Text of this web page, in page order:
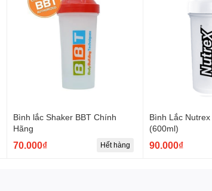
Bình lắc Shaker BBT Chính
Hãng
70.000₫ Hết hàng
Bình Lắc
(600ml)
90.000₫